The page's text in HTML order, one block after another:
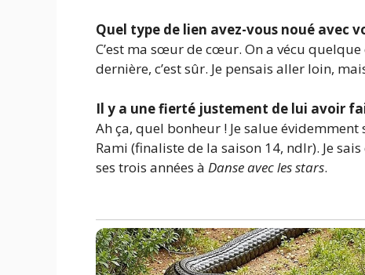
Quel type de lien avez-vous noué avec
C’est ma sœur de cœur. On a vécu
dernière, c’est sûr. Je pensais aller loin,
Il y a une fierté justement de lui avoir
Ah ça, quel bonheur ! Je salue
Rami (finaliste de la saison 14, ndlr). Je
ses trois années à Danse avec les stars.